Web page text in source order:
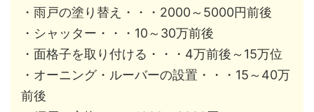
・雨戸の塗り替え・・・2000～5000円前後
・シャッター・・・10～30万前後
・面格子を取り付ける・・・4万前後～15万位
・オーニング・ルーバーの設置・・・15～40万
前後